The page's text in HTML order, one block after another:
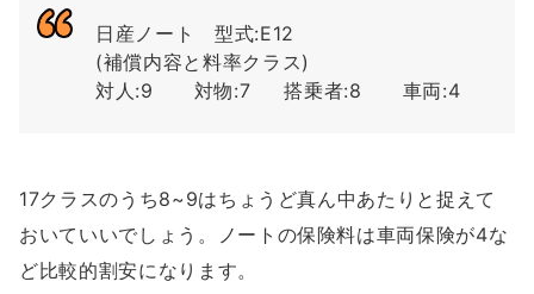
日産ノート 型式:E12
(補償内容と料率クラス)
対人:9 対物:7 搭乗者:8 車両:4
17クラスのうち8~9はちょうど真ん中あたりと捉えて
おいていいでしょう。ノートの保険料は車両保険が4な
ど比較的割安になります。